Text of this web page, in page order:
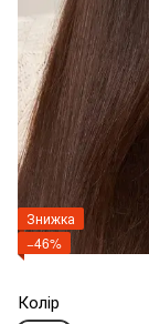
Знижка
−46%
Колір